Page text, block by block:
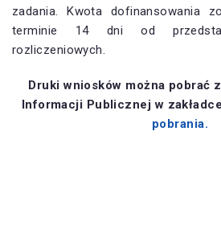
zadania. Kwota dofinansowania
terminie 14 dni od
rozliczeniowych.
Druki wniosków można pobrać
Informacji Publicznej w zakładce
pobrania.